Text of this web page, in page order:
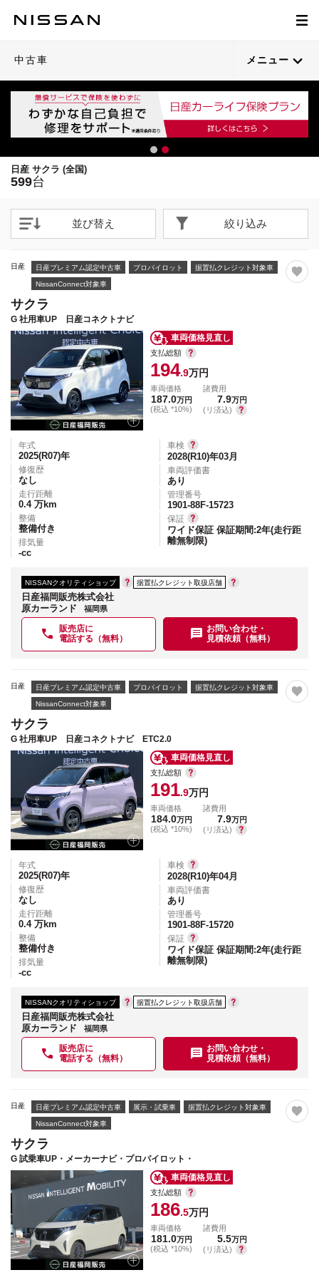
中古車 メニュー
日産 サクラ (全国)
599台
並び替え 絞り込み
53
閉じる
日産 日産プレミアム認定中古車 プロパイロット 据置払クレジット対象車
NissanConnect対象車
サクラ
G 社用車UP 日産コネクトナビ
車両価格見直し
支払総額
194.9万円
車両価格
187.0万円
(税込 *10%)
諸費用
7.9万円
(リ済込)
年式
2025(R07)年
修復歴
なし
走行距離
0.4 万km
整備
整備付き
排気量
-cc
車検
2028(R10)年03月
車両評価書
あり
管理番号
1901-88F-15723
保証
ワイド保証 保証期間:2年(走行距
離無制限)
NISSANクオリティショップ 据置払クレジット取扱店舗
日産福岡販売株式会社
原カーランド
福岡県
販売店に
電話する（無料）
お問い合わせ・
見積依頼（無料）
55
閉じる
日産 日産プレミアム認定中古車 プロパイロット 据置払クレジット対象車
NissanConnect対象車
サクラ
G 社用車UP 日産コネクトナビ ETC2.0
車両価格見直し
支払総額
191.9万円
車両価格
184.0万円
(税込 *10%)
諸費用
7.9万円
(リ済込)
年式
2025(R07)年
修復歴
なし
走行距離
0.4 万km
整備
整備付き
排気量
-cc
車検
2028(R10)年04月
車両評価書
あり
管理番号
1901-88F-15720
保証
ワイド保証 保証期間:2年(走行距
離無制限)
NISSANクオリティショップ 据置払クレジット取扱店舗
日産福岡販売株式会社
原カーランド
福岡県
販売店に
電話する（無料）
お問い合わせ・
見積依頼（無料）
41
閉じる
日産 日産プレミアム認定中古車 展示・試乗車 据置払クレジット対象車
NissanConnect対象車
サクラ
G 試乗車UP・メーカーナビ・プロパイロット・
車両価格見直し
支払総額
186.5万円
車両価格
181.0万円
(税込 *10%)
諸費用
5.5万円
(リ済込)
35
閉じる 57
閉じる 33
閉じる 42
閉じる 38
閉じる 53
閉じる 44
閉じる 22
閉じる 73
閉じる 41
閉じる 34
閉じる 34
閉じる 36
閉じる 40
閉じる 70
閉じる 30
閉じる 41
閉じる